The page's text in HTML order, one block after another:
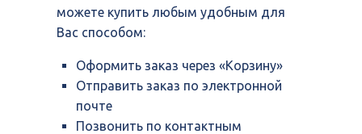
можете купить любым удобным для
Вас способом:
Оформить заказ через «Корзину»
Отправить заказ по электронной
почте
Позвонить по контактным